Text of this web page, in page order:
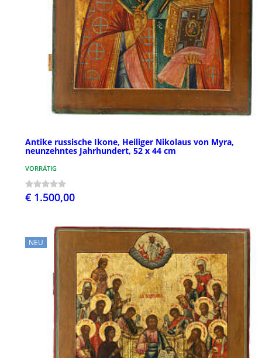
Antike russische Ikone, Heiliger Nikolaus von Myra,
neunzehntes Jahrhundert, 52 x 44 cm
VORRÄTIG
€ 1.500,00
NEU